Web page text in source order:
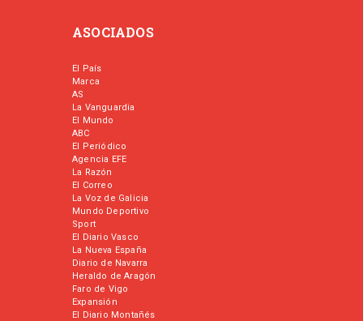
ASOCIADOS
El País
Marca
AS
La Vanguardia
El Mundo
ABC
El Periódico
Agencia EFE
La Razón
El Correo
La Voz de Galicia
Mundo Deportivo
Sport
El Diario Vasco
La Nueva España
Diario de Navarra
Heraldo de Aragón
Faro de Vigo
Expansión
El Diario Montañés